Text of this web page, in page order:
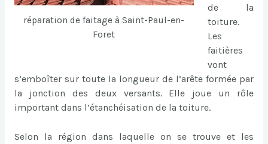
réparation de faitage à Saint-Paul-en-
Foret
de la
toiture.
Les
faitières
vont
s’emboîter sur toute la longueur de l’arête formée par
la jonction des deux versants. Elle joue un rôle
important dans l’étanchéisation de la toiture.
Selon la région dans laquelle on se trouve et les